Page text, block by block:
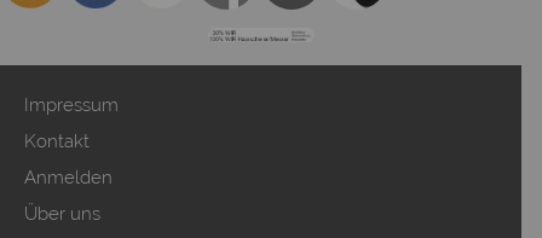
Impressum
Kontakt
Anmelden
Über uns